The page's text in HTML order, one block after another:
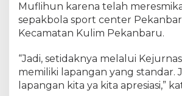
P
L
P
S
K
Muflihun karena telah
sepakbola sport center
Kecamatan Kulim Pekanbaru.
“Jadi, setidaknya melalui
memiliki lapangan yang standar.
lapangan kita ya kita apresiasi,”